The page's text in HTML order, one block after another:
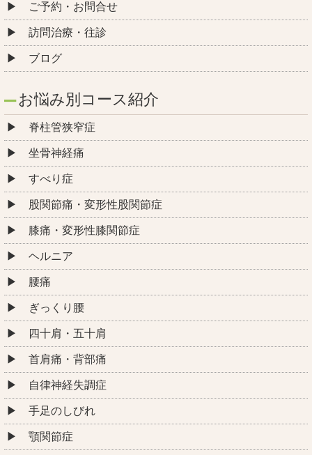
ご予約・お問合せ
訪問治療・往診
ブログ
お悩み別コース紹介
脊柱管狭窄症
坐骨神経痛
すべり症
股関節痛・変形性股関節症
膝痛・変形性膝関節症
ヘルニア
腰痛
ぎっくり腰
四十肩・五十肩
首肩痛・背部痛
自律神経失調症
手足のしびれ
顎関節症